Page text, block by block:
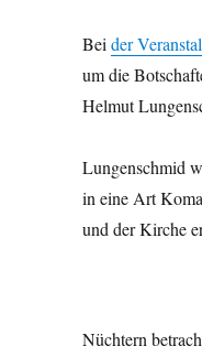
Beider
um die
Helmut
Lungenschmid
in eine Art
und der Kirche
Nüchtern